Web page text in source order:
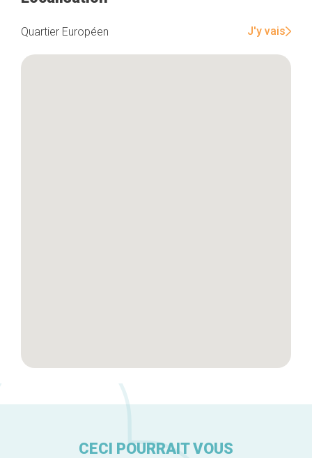
Quartier Européen J'y vais
CECI POURRAIT VOUS